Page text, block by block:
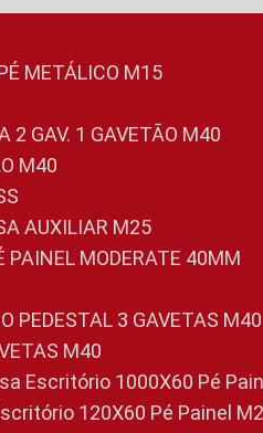
METÁLICO M15
2 GAV. 1 GAVETÃO M40
M40
AUXILIAR M25
PAINEL MODERATE 40MM
PEDESTAL 3 GAVETAS M40
M40
Escritório 1000X60 Pé
120X60 Pé Painel